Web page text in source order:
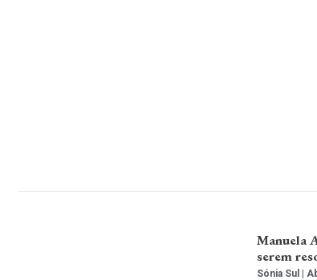
Manuela
serem
Sónia Sul